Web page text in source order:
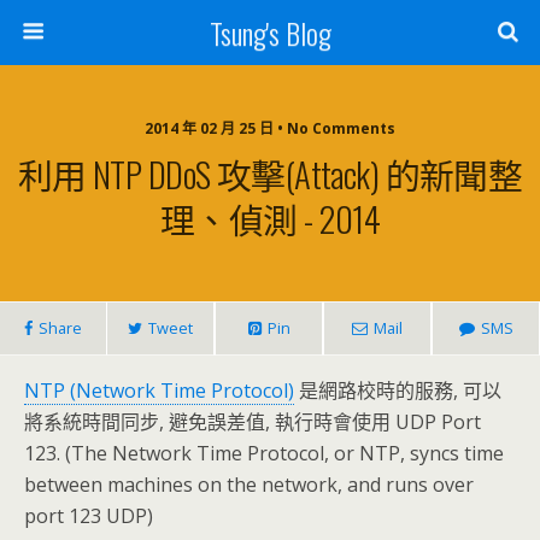
Tsung's Blog
2014 年 02 月 25 日 • No Comments
利用 NTP DDoS 攻擊(attack) 的新聞整
理、偵測 - 2014
Share Tweet Pin Mail SMS
NTP (Network Time Protocol) 是網路校時的服務, 可以
將系統時間同步, 避免誤差值, 執行時會使用 UDP Port
123. (The Network Time Protocol, or NTP, syncs time
between machines on the network, and runs over
port 123 UDP)